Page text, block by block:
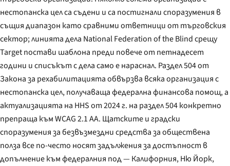
нестопанска цел са съдени и са постигнали споразумения в
същия диапазон като сравними ответници от търговския
сектор; линията дела National Federation of the Blind срещу
Target постави шаблона преди повече от петнадесет
години и списъкът с дела само е нараснал. Раздел 504 от
Закона за рехабилитацията обвързва всяка организация с
нестопанска цел, получаваща федерална финансова помощ, а
актуализацията на HHS от 2024 г. на раздел 504 конкретно
препраща към WCAG 2.1 AA. Щатските и градски
споразумения за безвъзмездни средства за обществена
полза все по-често носят задължения за достъпност в
допълнение към федералния под — Калифорния, Ню Йорк,